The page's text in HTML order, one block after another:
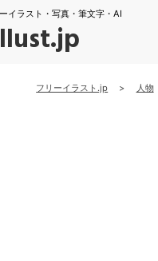
イラスト・写真・筆文字・AI
フリーイラスト.jp > 人物